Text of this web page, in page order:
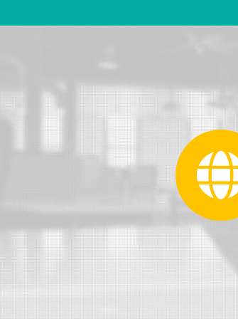
Navigazione principale